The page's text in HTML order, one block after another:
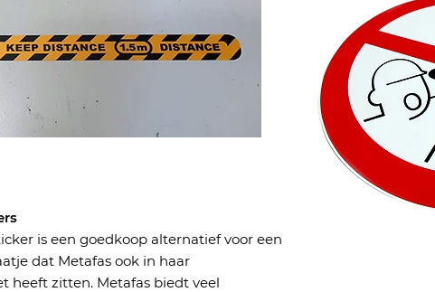
is een goedkoop alternatief voor een
dat Metafas ook in haar
heeft zitten. Metafas biedt veel